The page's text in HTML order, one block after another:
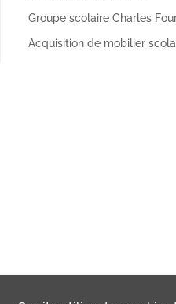
Groupe scolaire Charles
Acquisition de mobilier